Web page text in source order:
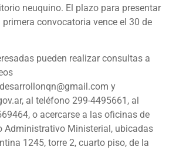
neuquino. El plazo para presentar
primera convocatoria vence el 30 de
pueden realizar consultas a
y
al teléfono 299-4495661, al
o acercarse a las oficinas de
Administrativo Ministerial, ubicadas
1245, torre 2, cuarto piso, de la